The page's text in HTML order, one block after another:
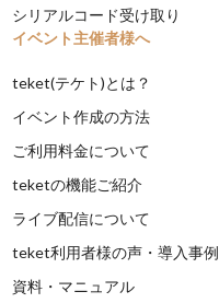
シリアルコード受け取り
イベント主催者様へ
teket(テケト)とは？
イベント作成の方法
ご利用料金について
teketの機能ご紹介
ライブ配信について
teket利用者様の声・導入事例
資料・マニュアル